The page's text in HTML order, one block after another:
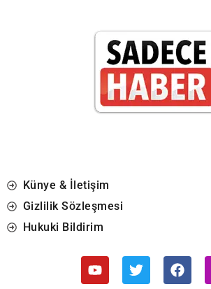
Künye & İletişim
Gizlilik Sözleşmesi
Hukuki Bildirim